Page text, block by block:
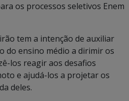
os processos seletivos Enem
tem a intenção de auxiliar
do ensino médio a dirimir os
los reagir aos desafios
e ajudá-los a projetar os
deles.